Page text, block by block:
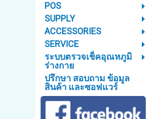
POS
SUPPLY
ACCESSORIES
SERVICE
ระบบตรวจเช็คอุณหภูมิ
ร่างกาย
ปรึกษา สอบถาม ข้อมูล
สินค้า และซอฟแวร์